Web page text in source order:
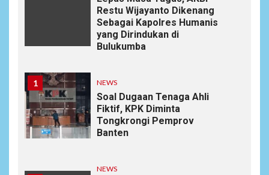
Restu Wijayanto Dikenang
Sebagai Kapolres Humanis
yang Dirindukan di
Bulukumba
1 NEWS
Soal Dugaan Tenaga Ahli
Fiktif, KPK Diminta
Tongkrongi Pemprov
Banten
NEWS